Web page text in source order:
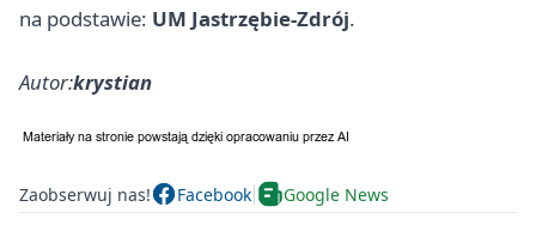
na podstawie: UM Jastrzębie-Zdrój.
Autor:krystian
Zaobserwuj nas! Facebook Google News